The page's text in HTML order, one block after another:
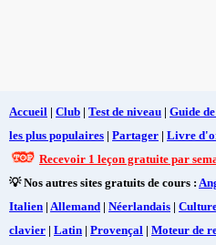
Accueil | Club | Test de niveau | Guide
les plus populaires | Partager | Livre
Recevoir 1 leçon gratuite par
💡 Nos autres sites gratuits de cours :
Italien | Allemand | Néerlandais |
clavier | Latin | Provençal | Moteur de